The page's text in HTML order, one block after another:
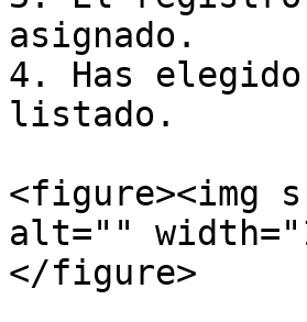
asignado.
4. Has
listado.
<figure><img
alt=""
</figure>